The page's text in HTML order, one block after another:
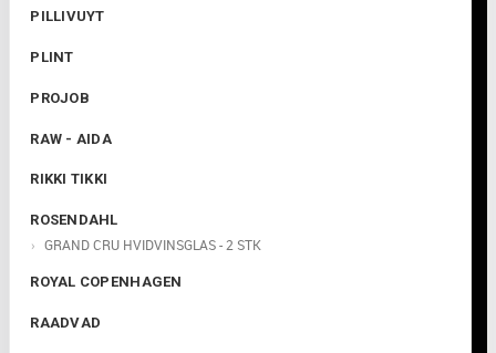
PILLIVUYT
PLINT
PROJOB
RAW - AIDA
RIKKI TIKKI
ROSENDAHL
GRAND CRU HVIDVINSGLAS - 2 STK
ROYAL COPENHAGEN
RAADVAD